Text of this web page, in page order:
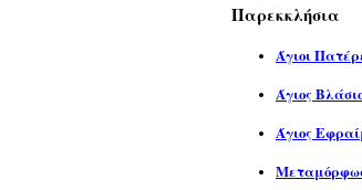
Παρεκκλήσια
Άγιοι
Άγιος
Άγιος